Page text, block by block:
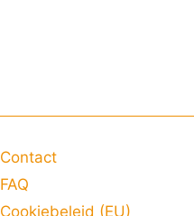
Contact
FAQ
Cookiebeleid (EU)